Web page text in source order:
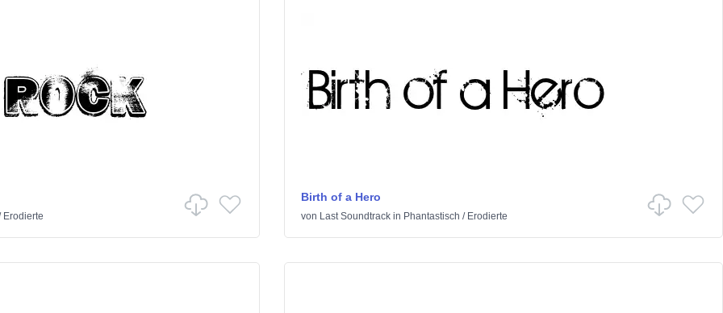
Erodierte
Birth of a Hero
von Last Soundtrackin Phantastisch / Erodierte